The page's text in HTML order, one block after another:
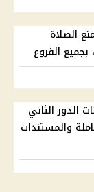
الصلاة
الفروع
الدور الثاني
كاملة والمستندات